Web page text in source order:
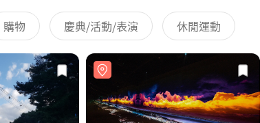
購物 慶典/活動/表演 休閒運動